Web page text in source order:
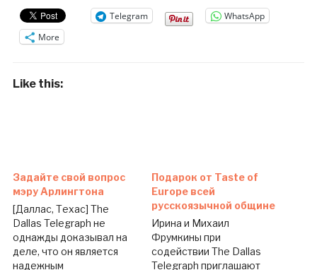
Telegram
WhatsApp
More
Like this:
Задайте свой вопрос
мэру Арлингтона
[Даллас, Техас] The
Dallas Telegraph не
однажды доказывал на
деле, что он является
надежным
Подарок от Taste of
Europe всей
русскоязычной общине
Ирина и Михаил
Фрумкины при
содействии The Dallas
Telegraph приглашают